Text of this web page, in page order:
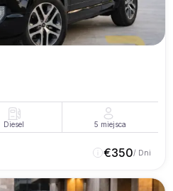
Diesel 5 miejsca
€350/ Dni